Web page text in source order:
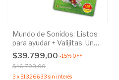
Mundo de Sonidos: Listos
para ayudar + Valijitas: Un
Rescate con Coraje
$39.799,00 -15% OFF
$46.798,00
3 x$13.266,33 sin interés